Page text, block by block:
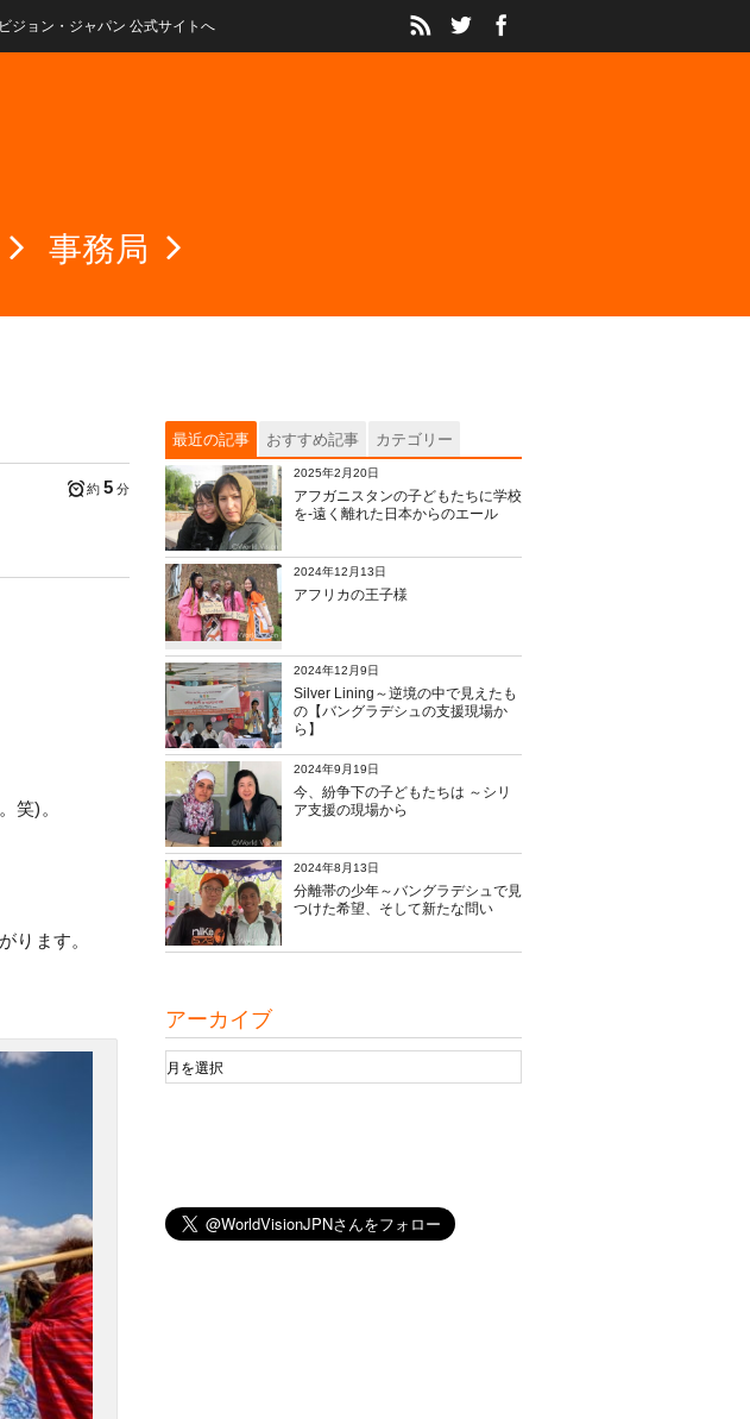
ジョン・ジャパン 公式サイトへ
事務局
約 5 分
笑)。
ります。
最近の記事 おすすめ記事 カテゴリー
2025年2月20日
アフガニスタンの子どもたちに学校
を‐遠く離れた日本からのエール
2024年12月13日
アフリカの王子様
2024年12月9日
Silver Lining～逆境の中で見えたも
の【バングラデシュの支援現場か
ら】
2024年9月19日
今、紛争下の子どもたちは ～シリ
ア支援の現場から
2024年8月13日
分離帯の少年～バングラデシュで見
つけた希望、そして新たな問い
アーカイブ